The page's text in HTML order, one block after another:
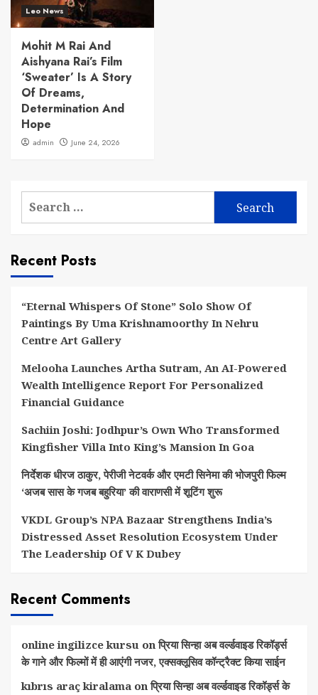
Leo News
Mohit M Rai And
Aishyana Rai’s Film
‘Sweater’ Is A Story
Of Dreams,
Determination And
Hope
admin June 24, 2026
Search
Recent Posts
“Eternal Whispers Of Stone” Solo Show Of
Paintings By Uma Krishnamoorthy In Nehru
Centre Art Gallery
Melooha Launches Artha Sutram, An AI-Powered
Wealth Intelligence Report For Personalized
Financial Guidance
Sachiin Joshi: Jodhpur’s Own Who Transformed
Kingfisher Villa Into King’s Mansion In Goa
निर्देशक धीरज ठाकुर, पेरीजी नेटवर्क और एमटी सिनेमा की भोजपुरी फिल्म
‘अजब सास के गजब बहुरिया’ की वाराणसी में शूटिंग शुरू
VKDL Group’s NPA Bazaar Strengthens India’s
Distressed Asset Resolution Ecosystem Under
The Leadership Of V K Dubey
Recent Comments
online ingilizce kursu onप्रिया सिन्हा अब वर्ल्डवाइड रिकॉर्ड्स
के गाने और फिल्मों में ही आएंगी नजर, एक्सक्लूसिव कॉन्ट्रैक्ट किया साईन
kıbrıs araç kiralama onप्रिया सिन्हा अब वर्ल्डवाइड रिकॉर्ड्स के